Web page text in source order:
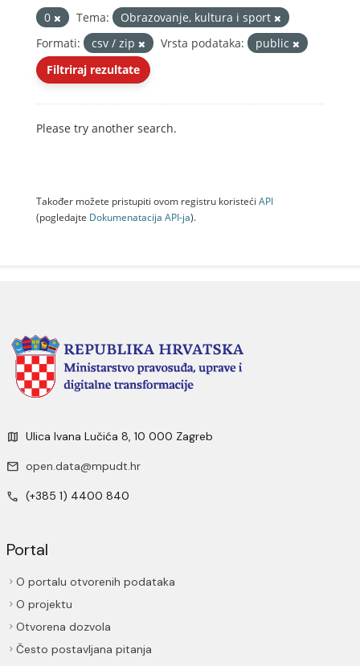
0
Tema:
Obrazovanje, kultura i sport
Formati:
csv / zip Vrsta podataka:
public
Filtriraj rezultate
Please try another search.
Također možete pristupiti ovom registru koristeći API
(pogledajte Dokumenаtаcijа API-jа).